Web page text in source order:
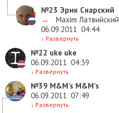
№23 Эрик Снарский
→
Maxim Латвийский
06.09.2011 04:44
↓ Развернуть
№22 uke uke
06.09.2011 04:39
↓ Развернуть
№39 M&M’s M&M’s
06.09.2011 07:49
↓ Развернуть